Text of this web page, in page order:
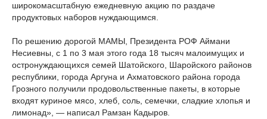
широкомасштабную ежедневную акцию по раздаче
продуктовых наборов нуждающимся.
По решению дорогой МАМЫ, Президента РОФ Аймани
Несиевны, с 1 по 3 мая этого года 18 тысяч малоимущих и
остронуждающихся семей Шатойского, Шаройского районов
республики, города Аргуна и Ахматовского района города
Грозного получили продовольственные пакеты, в которые
входят куриное мясо, хлеб, соль, семечки, сладкие хлопья и
лимонад», — написал Рамзан Кадыров.